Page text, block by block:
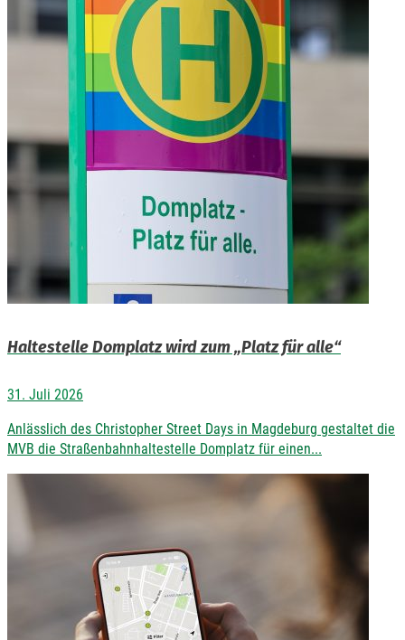
Haltestelle Domplatz wird zum „Platz für alle“
31. Juli 2026
Anlässlich des Christopher Street Days in Magdeburg gestaltet die
MVB die Straßenbahnhaltestelle Domplatz für einen...